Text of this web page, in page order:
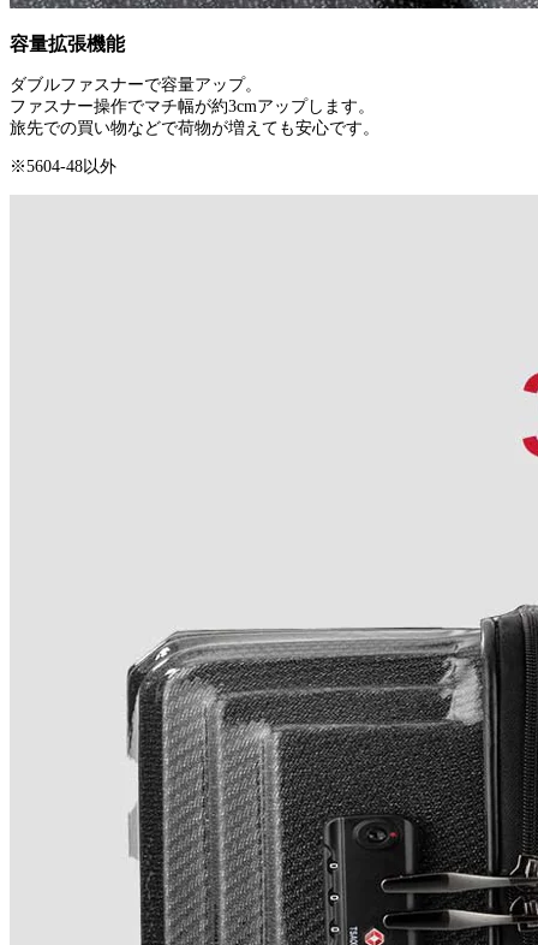
容量拡張機能
ダブルファスナーで容量アップ。
ファスナー操作でマチ幅が約3cmアップします。
旅先での買い物などで荷物が増えても安心です。
※5604-48以外